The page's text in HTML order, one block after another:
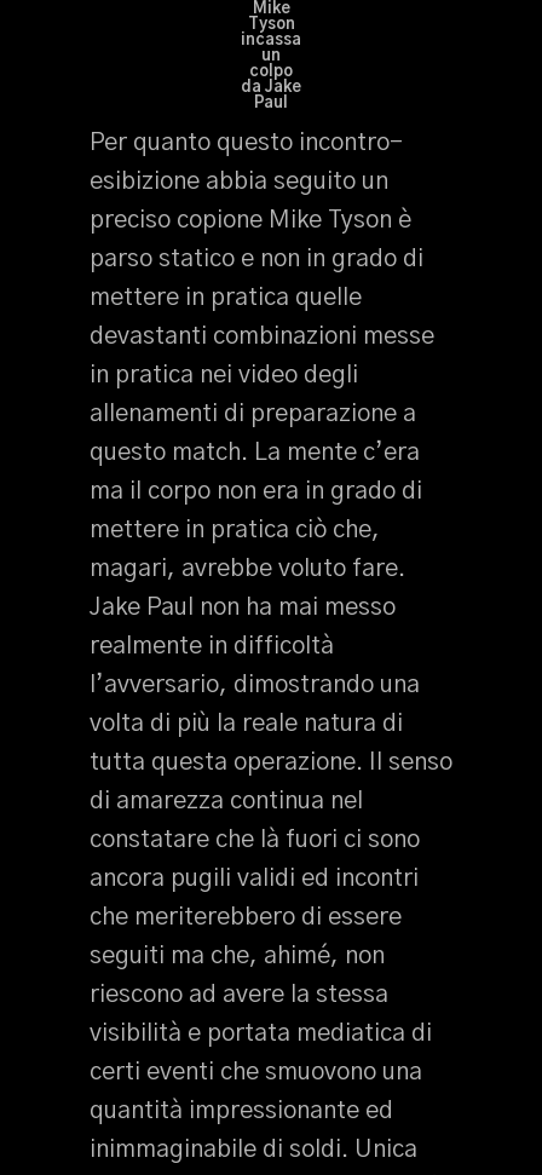
Mike
Tyson
incassa
un
colpo
da Jake
Paul
Per quanto questo incontro-
esibizione abbia seguito un
preciso copione Mike Tyson è
parso statico e non in grado di
mettere in pratica quelle
devastanti combinazioni messe
in pratica nei video degli
allenamenti di preparazione a
questo match. La mente c’era
ma il corpo non era in grado di
mettere in pratica ciò che,
magari, avrebbe voluto fare.
Jake Paul non ha mai messo
realmente in difficoltà
l’avversario, dimostrando una
volta di più la reale natura di
tutta questa operazione. Il senso
di amarezza continua nel
constatare che là fuori ci sono
ancora pugili validi ed incontri
che meriterebbero di essere
seguiti ma che, ahimé, non
riescono ad avere la stessa
visibilità e portata mediatica di
certi eventi che smuovono una
quantità impressionante ed
inimmaginabile di soldi. Unica